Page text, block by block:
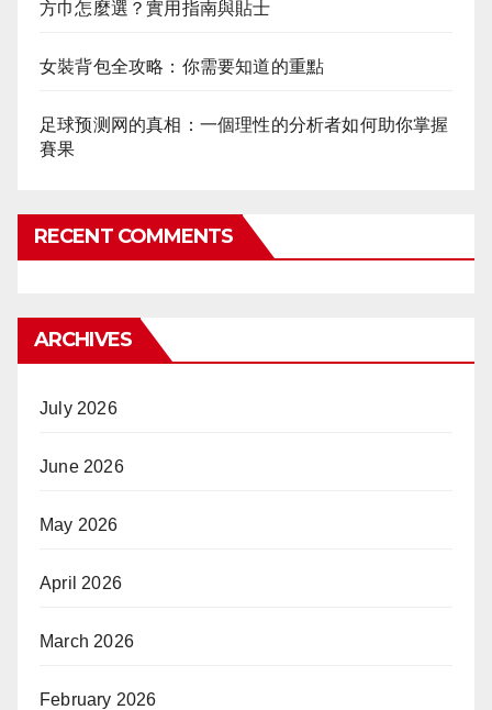
方巾怎麼選？實用指南與貼士
女裝背包全攻略：你需要知道的重點
足球预测网的真相：一個理性的分析者如何助你掌握
賽果
RECENT COMMENTS
ARCHIVES
July 2026
June 2026
May 2026
April 2026
March 2026
February 2026